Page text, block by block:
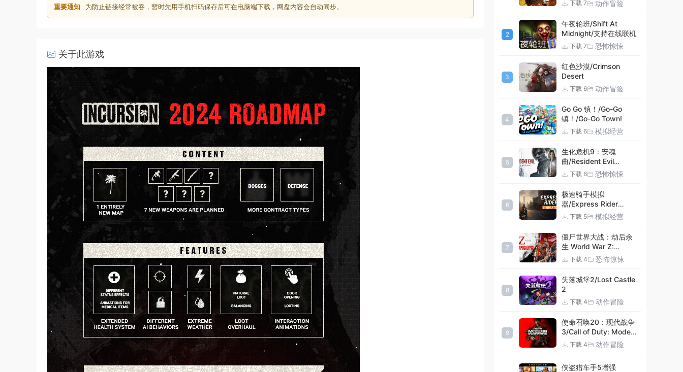
重要通知 为防止链接经常被吞，暂时先用手机扫码保存后可在电脑端下载，网盘内容会自动同步。
关于此游戏
下载 7 动作冒险
2
午夜轮班/Shift At
Midnight/支持在线联机
下载 7 恐怖惊悚
3
红色沙漠/Crimson
Desert
下载 6 动作冒险
4
Go Go 镇！/Go-Go
镇！/Go-Go Town!
下载 6 模拟经营
5
生化危机9：安魂
曲/Resident Evil
Requiem
下载 6 恐怖惊悚
6
极速骑手模拟
器/Express Rider
Simulator
下载 5 模拟经营
7
僵尸世界大战：劫后余
生 World War Z:
Aftermath |官方中文
09.27.24 v20240924
集成DLCs 赠多项修改器
+赠999等级.荣誉技能.
紫色荣誉头框.荣誉枪械
技能.解锁存档 解压即玩
下载 4 恐怖惊悚
8
失落城堡2/Lost Castle
2
下载 4 动作冒险
9
使命召唤20：现代战争
3/Call of Duty: Modern
Warfare III
下载 4 动作冒险
侠盗猎车手5增强